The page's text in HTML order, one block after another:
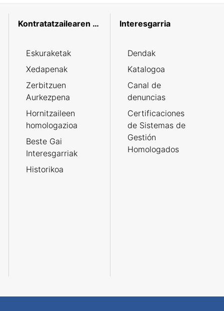
Kontratatzailearen profila
Eskuraketak
Xedapenak
Zerbitzuen
Aurkezpena
Hornitzaileen
homologazioa
Beste Gai
Interesgarriak
Historikoa
Interesgarria
Dendak
Katalogoa
Canal de
denuncias
Certificaciones
de Sistemas de
Gestión
Homologados